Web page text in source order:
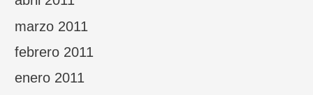
marzo 2011
febrero 2011
enero 2011